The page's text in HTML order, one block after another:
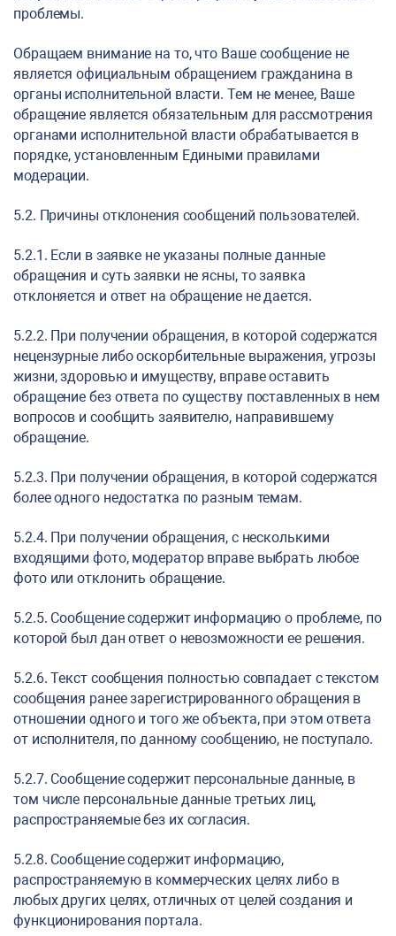
проблемы.
Обращаем внимание на то, что Ваше сообщение не
является официальным обращением гражданина в
органы исполнительной власти. Тем не менее, Ваше
обращение является обязательным для рассмотрения
органами исполнительной власти обрабатывается в
порядке, установленным Едиными правилами
модерации.
5.2. Причины отклонения сообщений пользователей.
5.2.1. Если в заявке не указаны полные данные
обращения и суть заявки не ясны, то заявка
отклоняется и ответ на обращение не дается.
5.2.2. При получении обращения, в которой содержатся
нецензурные либо оскорбительные выражения, угрозы
жизни, здоровью и имуществу, вправе оставить
обращение без ответа по существу поставленных в нем
вопросов и сообщить заявителю, направившему
обращение.
5.2.3. При получении обращения, в которой содержатся
более одного недостатка по разным темам.
5.2.4. При получении обращения, с несколькими
входящими фото, модератор вправе выбрать любое
фото или отклонить обращение.
5.2.5. Сообщение содержит информацию о проблеме, по
которой был дан ответ о невозможности ее решения.
5.2.6. Текст сообщения полностью совпадает с текстом
сообщения ранее зарегистрированного обращения в
отношении одного и того же объекта, при этом ответа
от исполнителя, по данному сообщению, не поступало.
5.2.7. Сообщение содержит персональные данные, в
том числе персональные данные третьих лиц,
распространяемые без их согласия.
5.2.8. Сообщение содержит информацию,
распространяемую в коммерческих целях либо в
любых других целях, отличных от целей создания и
функционирования портала.